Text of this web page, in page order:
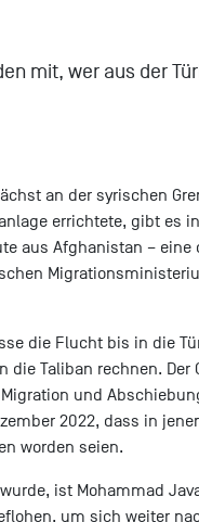
mit, wer aus der
an der syrischen
errichtete, gibt es
aus Afghanistan – eine
die Flucht bis in die
die Taliban rechnen. Der
und
2022, dass in
worden seien.
ist Mohammad
um sich weiter